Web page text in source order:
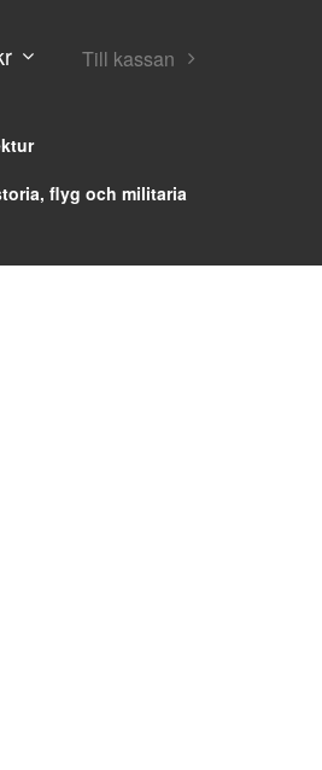
Till kassan
flyg och militaria